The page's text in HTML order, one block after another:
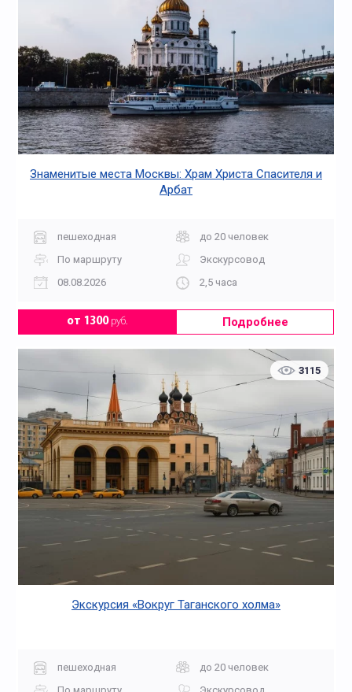
Знаменитые места Москвы: Храм Христа Спасителя и
Арбат
пешеходная
до 20 человек
По маршруту
Экскурсовод
08.08.2026
2,5 часа
от 1300руб. Подробнее
3115
Экскурсия «Вокруг Таганского холма»
пешеходная
до 20 человек
По маршруту
Экскурсовод